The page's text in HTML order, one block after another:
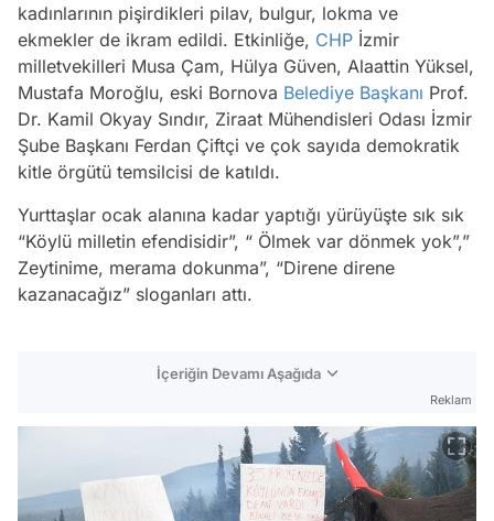
kadınlarının pişirdikleri pilav, bulgur, lokma ve
ekmekler de ikram edildi. Etkinliğe, CHP İzmir
milletvekilleri Musa Çam, Hülya Güven, Alaattin Yüksel,
Mustafa Moroğlu, eski Bornova Belediye Başkanı Prof.
Dr. Kamil Okyay Sındır, Ziraat Mühendisleri Odası İzmir
Şube Başkanı Ferdan Çiftçi ve çok sayıda demokratik
kitle örgütü temsilcisi de katıldı.
Yurttaşlar ocak alanına kadar yaptığı yürüyüşte sık sık
“Köylü milletin efendisidir”, “ Ölmek var dönmek yok”,”
Zeytinime, merama dokunma”, “Direne direne
kazanacağız” sloganları attı.
İçeriğin Devamı Aşağıda
Reklam